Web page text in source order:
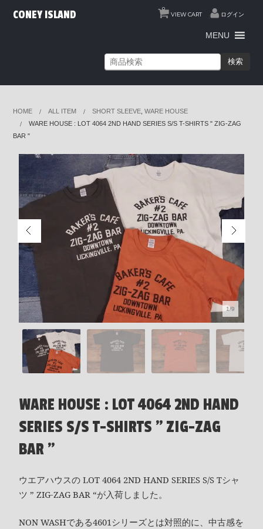
VIEW CART
0
ログイン
CONEY ISLAND
MENU
検索
HOME ALL ITEM SHORT SLEEVE ,WARE HOUSE
WARE HOUSE : LOT 4064 2ND HAND SERIES S/S T-SHIRTS " ZIG-ZAG
BAR "
1/9
WARE HOUSE : LOT 4064 2ND HAND
SERIES S/S T-SHIRTS " ZIG-ZAG
BAR "
ウエアハウスの LOT 4064 2ND HAND SERIES S/S Tシャ
ツ ” ZIG-ZAG BAR “が入荷しました。
NON WASHである4601シリーズとは対照的に、中古感を